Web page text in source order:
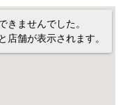
きませんでした。
店舗が表示されます。